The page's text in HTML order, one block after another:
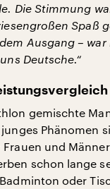
Die Stimmung
Spaß
Ausgang –
Deutsche.“
gemischte
Phänomen
und
schon lange
oder